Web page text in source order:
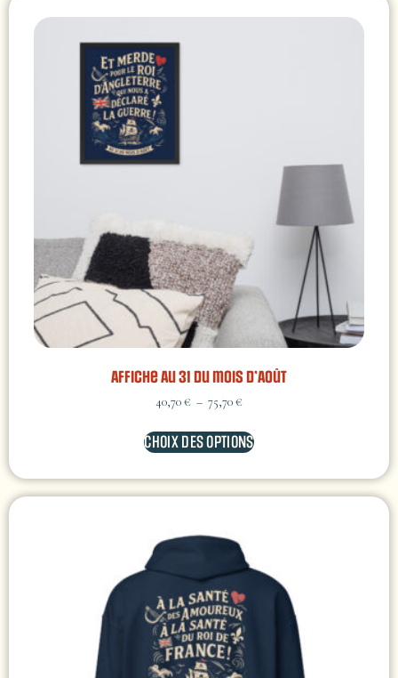
Affiche Au 31 du mois d’Août
40,70€ – 75,70€
CHOIX DES OPTIONS